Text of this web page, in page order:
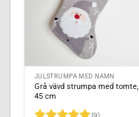
JULSTRUMPA MED NAMN
Grå vävd strumpa med tomte,
45 cm